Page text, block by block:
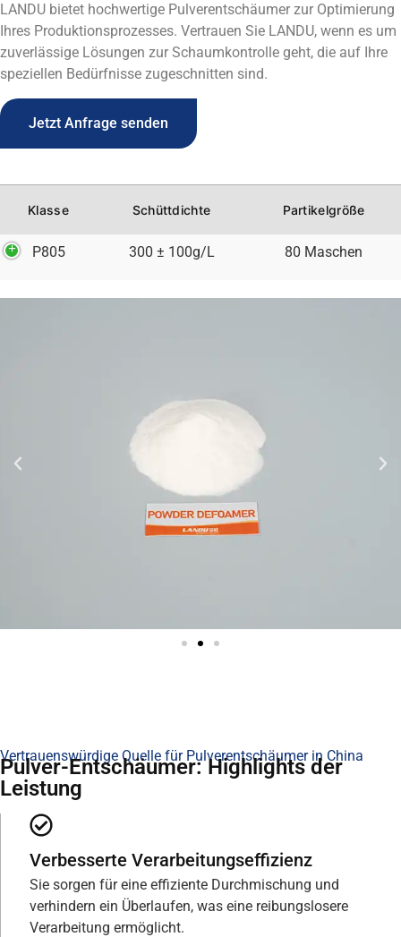
LANDU bietet hochwertige Pulverentschäumer zur Optimierung
Ihres Produktionsprozesses. Vertrauen Sie LANDU, wenn es um
zuverlässige Lösungen zur Schaumkontrolle geht, die auf Ihre
speziellen Bedürfnisse zugeschnitten sind.
Jetzt Anfrage senden
Klasse Schüttdichte Partikelgröße
P805 300 ± 100g/L 80 Maschen
Vertrauenswürdige Quelle für Pulverentschäumer in China
Pulver-Entschäumer: Highlights der
Leistung
Verbesserte Verarbeitungseffizienz
Sie sorgen für eine effiziente Durchmischung und
verhindern ein Überlaufen, was eine reibungslosere
Verarbeitung ermöglicht.